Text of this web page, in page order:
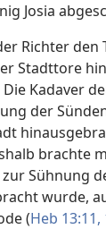
Josia
Richter den
Stadttore
Die Kadaver
der
brachte
Sühnung
wurde,
(Heb 13:11,